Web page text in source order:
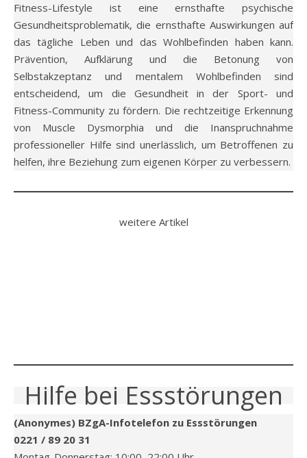
Fitness-Lifestyle ist eine ernsthafte psychische
Gesundheitsproblematik, die ernsthafte Auswirkungen auf
das tägliche Leben und das Wohlbefinden haben kann.
Prävention, Aufklärung und die Betonung von
Selbstakzeptanz und mentalem Wohlbefinden sind
entscheidend, um die Gesundheit in der Sport- und
Fitness-Community zu fördern. Die rechtzeitige Erkennung
von Muscle Dysmorphia und die Inanspruchnahme
professioneller Hilfe sind unerlässlich, um Betroffenen zu
helfen, ihre Beziehung zum eigenen Körper zu verbessern.
weitere Artikel
Hilfe bei Essstörungen
(Anonymes) BZgA-Infotelefon zu Essstörungen
0221 / 89 20 31